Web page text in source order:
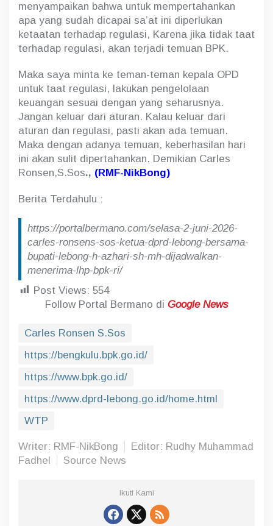
menyampaikan bahwa untuk mempertahankan
apa yang sudah dicapai sa’at ini diperlukan
ketaatan terhadap regulasi, Karena jika tidak taat
terhadap regulasi, akan terjadi temuan BPK.
Maka saya minta ke teman-teman kepala OPD
untuk taat regulasi, lakukan pengelolaan
keuangan sesuai dengan yang seharusnya.
Jangan keluar dari aturan. Kalau keluar dari
aturan dan regulasi, pasti akan ada temuan.
Maka dengan adanya temuan, keberhasilan hari
ini akan sulit dipertahankan. Demikian Carles
Ronsen,S.Sos., (RMF-NikBong)
Berita Terdahulu :
https://portalbermano.com/selasa-2-juni-2026-
carles-ronsens-sos-ketua-dprd-lebong-bersama-
bupati-lebong-h-azhari-sh-mh-dijadwalkan-
menerima-lhp-bpk-ri/
Post Views: 554
Follow Portal Bermano di Google News
Carles Ronsen S.Sos
https://bengkulu.bpk.go.id/
https://www.bpk.go.id/
https://www.dprd-lebong.go.id/home.html
WTP
Writer: RMF-NikBong
Editor: Rudhy Muhammad
Fadhel
Source News
Ikuti Kami